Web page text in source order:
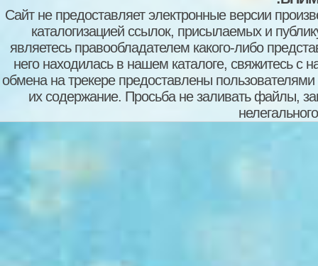
Сайт не предоставляет электронные версии
каталогизацией ссылок, присылаемых и
являетесь правообладателем какого-либо
него находилась в нашем каталоге, свяжитесь
обмена на трекере предоставлены пользователями
их содержание. Просьба не заливать файлы,